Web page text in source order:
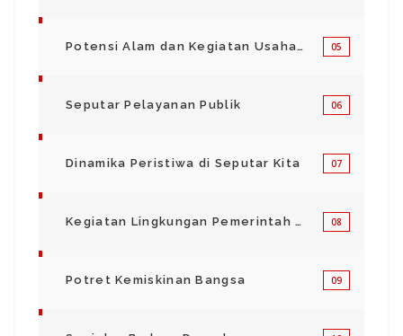
Potensi Alam dan Kegiatan Usaha Kecil Menegah 05
Seputar Pelayanan Publik 06
Dinamika Peristiwa di Seputar Kita 07
Kegiatan Lingkungan Pemerintah Kabupaten di Indonesia 08
Potret Kemiskinan Bangsa 09